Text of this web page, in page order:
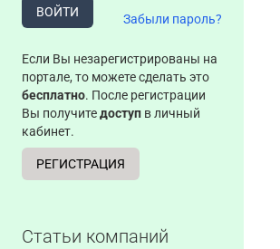
ВОЙТИ Забыли пароль?
Если Вы незарегистрированы на
портале, то можете сделать это
бесплатно. После регистрации
Вы получитедоступ в личный
кабинет.
РЕГИСТРАЦИЯ
Статьи компаний